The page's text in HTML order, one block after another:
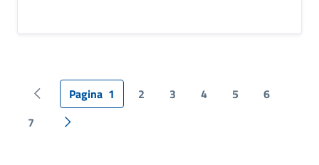
Pagina precedente
Pagina 1 2 3 4 5
6
7
Pagina successiva